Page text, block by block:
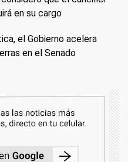
en su cargo
el Gobierno acelera
en el Senado